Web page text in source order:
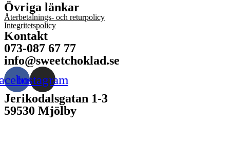
Övriga länkar
Återbetalnings- och returpolicy
Integritetspolicy
Kontakt
073-087 67 77
info@sweetchoklad.se
Instagram
Jerikodalsgatan 1-3
59530 Mjölby